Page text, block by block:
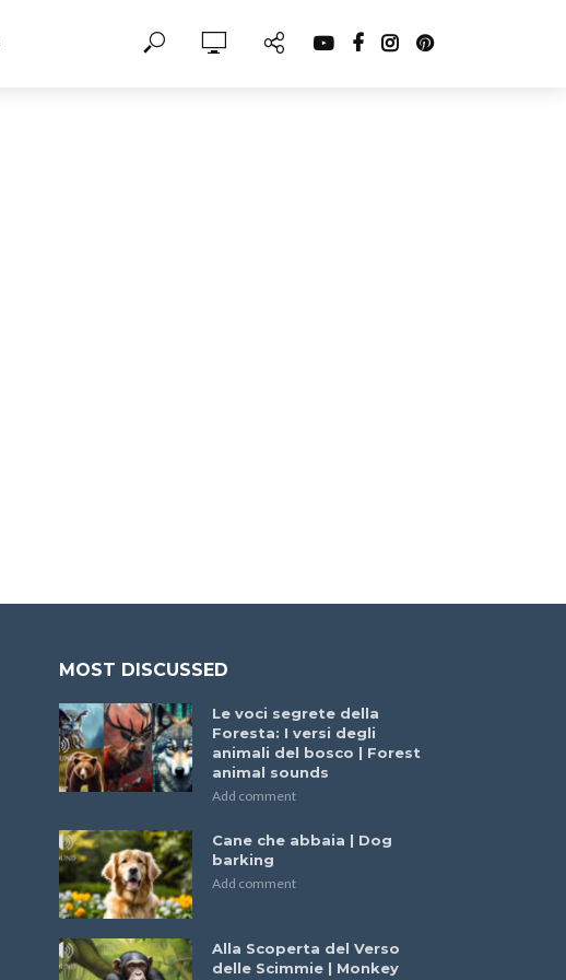
MOST DISCUSSED
Le voci segrete della
Foresta: I versi degli
animali del bosco | Forest
animal sounds
Add comment
Cane che abbaia | Dog
barking
Add comment
Alla Scoperta del Verso
delle Scimmie | Monkey